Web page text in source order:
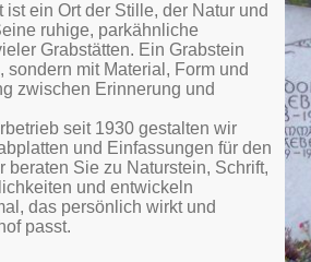
ein Ort der Stille, der Natur und
ruhige, parkähnliche
Grabstätten. Ein Grabstein
mit Material, Form und
zwischen Erinnerung und
seit 1930 gestalten wir
und Einfassungen für den
beraten Sie zu Naturstein, Schrift,
und entwickeln
das persönlich wirkt und
passt.